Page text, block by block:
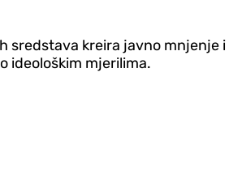
sredstava kreira javno mnjenje
ideološkim mjerilima.